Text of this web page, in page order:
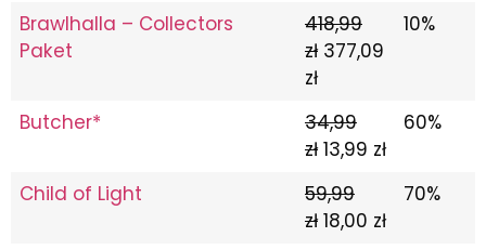
Brawlhalla – Collectors
Paket
418,99
zł 377,09
zł
10%
Butcher*
34,99
zł 13,99 zł
60%
Child of Light
59,99
zł 18,00 zł
70%